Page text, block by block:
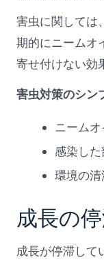
害虫に関しては
期的にニームオ
寄せ付けない効
害虫対策のシン
ニーム
感染し
環境の
成長の
成長が停滞して